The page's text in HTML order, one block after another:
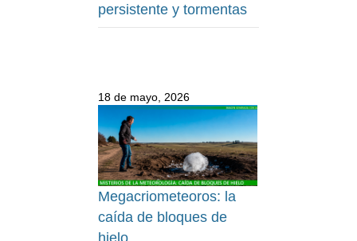
persistente y tormentas
18 de mayo, 2026
Megacriometeoros: la
caída de bloques de